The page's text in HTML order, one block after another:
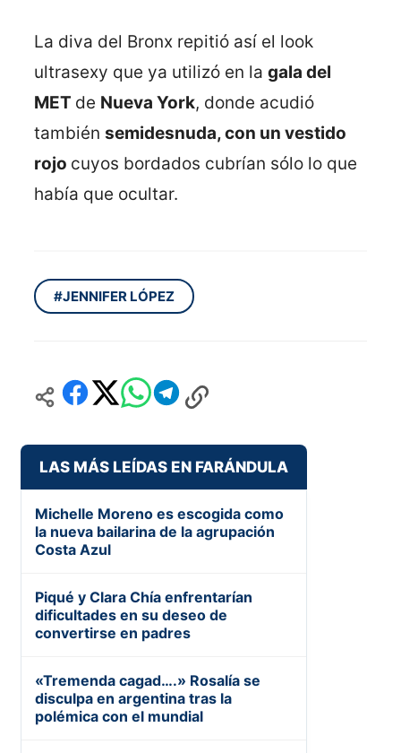
La diva del Bronx repitió así el look
ultrasexy que ya utilizó en la gala del
MET de Nueva York, donde acudió
también semidesnuda, con un vestido
rojo cuyos bordados cubrían sólo lo que
había que ocultar.
#JENNIFER LÓPEZ
LAS MÁS LEÍDAS EN FARÁNDULA
Michelle Moreno es escogida como
la nueva bailarina de la agrupación
Costa Azul
Piqué y Clara Chía enfrentarían
dificultades en su deseo de
convertirse en padres
«Tremenda cagad….» Rosalía se
disculpa en argentina tras la
polémica con el mundial